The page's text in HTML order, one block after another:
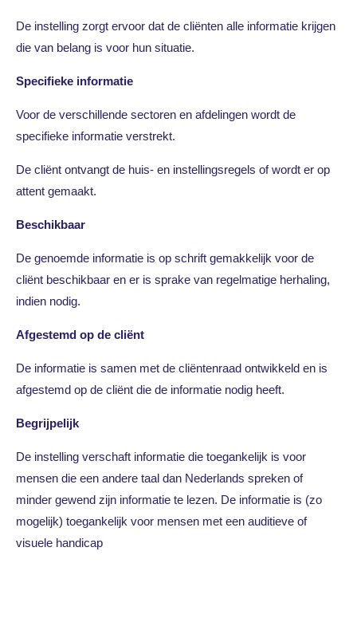
De instelling zorgt ervoor dat de cliënten alle informatie krijgen
die van belang is voor hun situatie.
Specifieke informatie
Voor de verschillende sectoren en afdelingen wordt de
specifieke informatie verstrekt.
De cliënt ontvangt de huis- en instellingsregels of wordt er op
attent gemaakt.
Beschikbaar
De genoemde informatie is op schrift gemakkelijk voor de
cliënt beschikbaar en er is sprake van regelmatige herhaling,
indien nodig.
Afgestemd op de cliënt
De informatie is samen met de cliëntenraad ontwikkeld en is
afgestemd op de cliënt die de informatie nodig heeft.
Begrijpelijk
De instelling verschaft informatie die toegankelijk is voor
mensen die een andere taal dan Nederlands spreken of
minder gewend zijn informatie te lezen. De informatie is (zo
mogelijk) toegankelijk voor mensen met een auditieve of
visuele handicap